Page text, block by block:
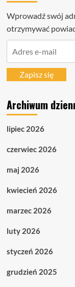
Wprowadź swój
otrzymywać
mailZapisz się
Archiwum
lipiec 2026
czerwiec 2026
maj 2026
kwiecień 2026
marzec 2026
luty 2026
styczeń 2026
grudzień 2025